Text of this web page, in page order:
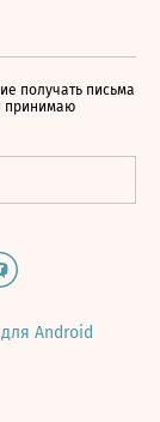
получать письма
принимаю
Android